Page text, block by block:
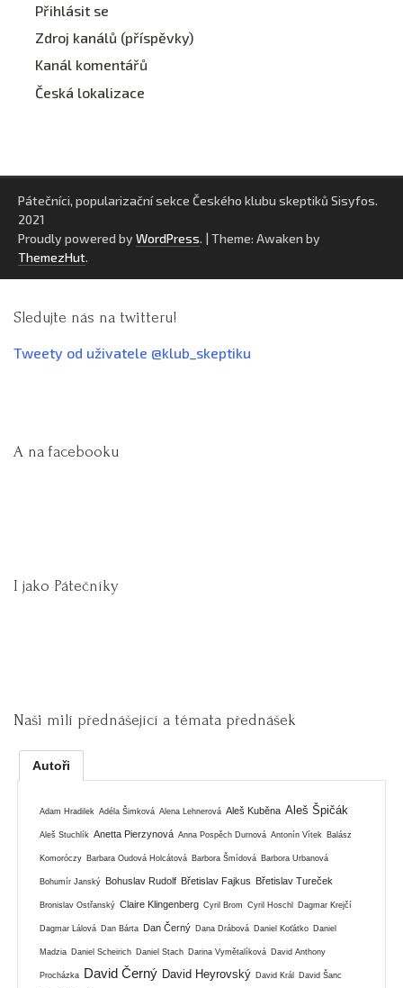
Přihlásit se
Zdroj kanálů (příspěvky)
Kanál komentářů
Česká lokalizace
Pátečníci, popularizační sekce Českého klubu skeptiků Sisyfos.
2021
Proudly powered by WordPress. | Theme: Awaken by
ThemezHut.
Sledujte nás na twitteru!
Tweety od uživatele @klub_skeptiku
A na facebooku
I jako Pátečníky
Naši milí přednášející a témata přednášek
Autoři
Adam Hradilek Adéla Šimková Alena Lehnerová Aleš Kuběna Aleš Špičák
Aleš Stuchlík Anetta Pierzynová Anna Pospěch Durnová Antonín Vítek Balász
Komoróczy Barbara Oudová Holcátová Barbora Šmídová Barbora Urbanová
Bohumír Janský Bohuslav Rudolf Břetislav Fajkus Břetislav Tureček
Bronislav Ostřanský Claire Klingenberg Cyril Brom Cyril Hoschl Dagmar Krejčí
Dagmar Lálová Dan Bárta Dan Černý Dana Drábová Daniel Koťátko Daniel
Madzia Daniel Scheirich Daniel Stach Darina Vymětalíková David Anthony
Procházka David Černý David Heyrovský David Král David Šanc